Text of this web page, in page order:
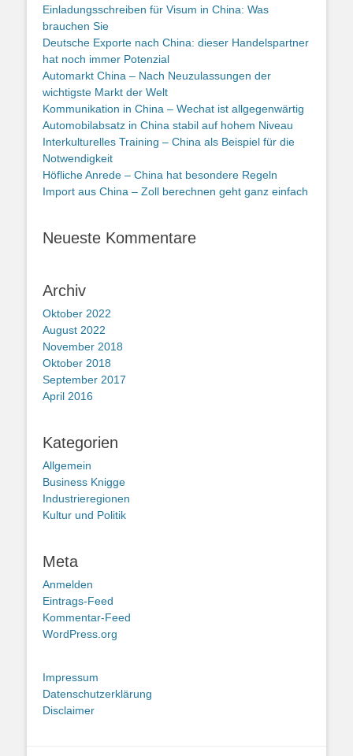
Einladungsschreiben für Visum in China: Was
brauchen Sie
Deutsche Exporte nach China: dieser Handelspartner
hat noch immer Potenzial
Automarkt China – Nach Neuzulassungen der
wichtigste Markt der Welt
Kommunikation in China – Wechat ist allgegenwärtig
Automobilabsatz in China stabil auf hohem Niveau
Interkulturelles Training – China als Beispiel für die
Notwendigkeit
Höfliche Anrede – China hat besondere Regeln
Import aus China – Zoll berechnen geht ganz einfach
Neueste Kommentare
Archiv
Oktober 2022
August 2022
November 2018
Oktober 2018
September 2017
April 2016
Kategorien
Allgemein
Business Knigge
Industrieregionen
Kultur und Politik
Meta
Anmelden
Eintrags-Feed
Kommentar-Feed
WordPress.org
Impressum
Datenschutzerklärung
Disclaimer